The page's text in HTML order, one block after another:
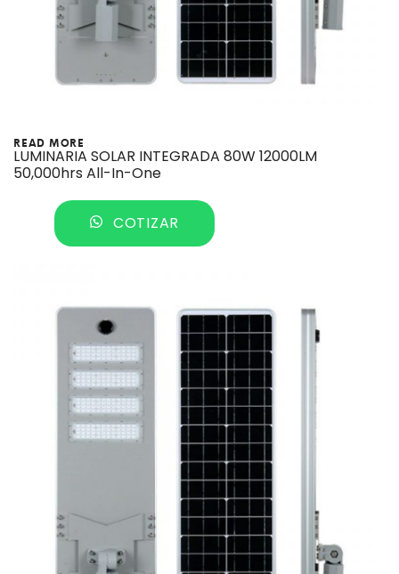
READ MORE
LUMINARIA SOLAR INTEGRADA 80W 12000LM
50,000hrs All-In-One
COTIZAR